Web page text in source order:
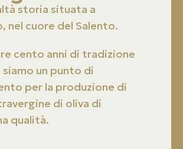
storia situata a
nel cuore del Salento.
cento anni di tradizione
siamo un punto di
per la produzione di
di oliva di
qualità.